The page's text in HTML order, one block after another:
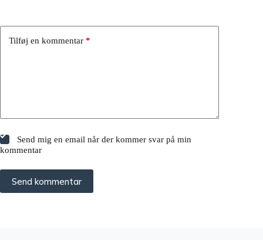
Tilføj en kommentar *
Send mig en email når der kommer svar på min
kommentar
Send kommentar